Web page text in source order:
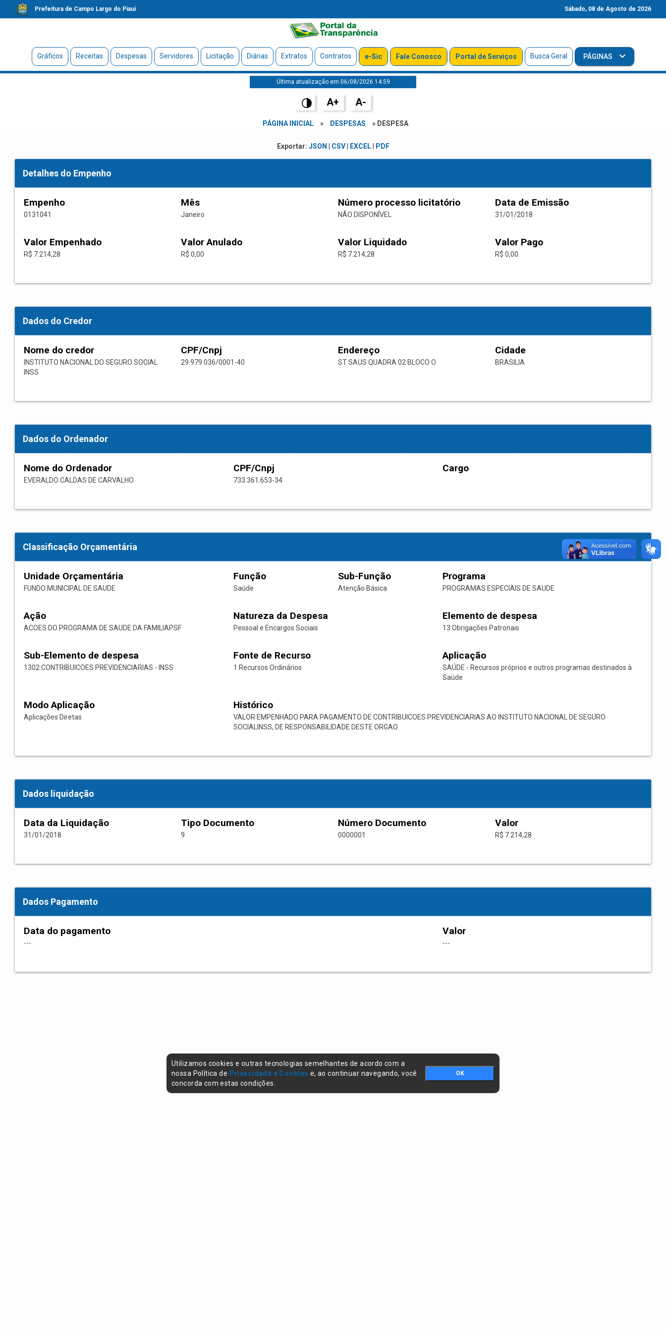
Prefeitura de Campo Largo do Piauí Sábado, 08 de Agosto de 2026
Gráficos Receitas Despesas Servidores Licitação Diárias Extratos Contratos e-Sic Fale Conosco Portal de Serviços Busca Geral PÁGINAS
Última atualização em 06/08/2026 14:59
A+ A-
PÁGINA INICIAL » DESPESAS » DESPESA
Exportar: JSON CSV| EXCEL| PDF
Detalhes do Empenho
Empenho
0131041
Mês
Janeiro
Número processo licitatório
NÃO DISPONÍVEL
Data de Emissão
31/01/2018
Valor Empenhado
R$ 7.214,28
Valor Anulado
R$ 0,00
Valor Liquidado
R$ 7.214,28
Valor Pago
R$ 0,00
Dados do Credor
Nome do credor
INSTITUTO NACIONAL DO SEGURO SOCIAL
INSS
CPF/Cnpj
29.979.036/0001-40
Endereço
ST SAUS QUADRA 02 BLOCO O
Cidade
BRASILIA
Dados do Ordenador
Nome do Ordenador
EVERALDO CALDAS DE CARVALHO
CPF/Cnpj
733.361.653-34
Cargo
Classificação Orçamentária
Unidade Orçamentária
FUNDO MUNICIPAL DE SAUDE
Função
Saúde
Sub-Função
Atenção Básica
Programa
PROGRAMAS ESPECIAIS DE SAUDE
Ação
ACOES DO PROGRAMA DE SAUDE DA FAMILIAPSF
Natureza da Despesa
Pessoal e Encargos Sociais
Elemento de despesa
13:Obrigações Patronais
Sub-Elemento de despesa
1302:CONTRIBUICOES PREVIDENCIARIAS - INSS
Fonte de Recurso
1:Recursos Ordinários
Aplicação
SAÚDE - Recursos próprios e outros programas destinados à
Saúde
Modo Aplicação
Aplicações Diretas
Histórico
VALOR EMPENHADO PARA PAGAMENTO DE CONTRIBUICOES PREVIDENCIARIAS AO INSTITUTO NACIONAL DE SEGURO
SOCIALINSS, DE RESPONSABILIDADE DESTE ORGAO.
Dados liquidação
Data da Liquidação
31/01/2018
Tipo Documento
9
Número Documento
0000001
Valor
R$ 7.214,28
Dados Pagamento
Data do pagamento
---
Valor
---
Utilizamos cookies e outras tecnologias semelhantes de acordo com a
nossa Política de Privacidade e Cookies e, ao continuar navegando, você
concorda com estas condições.
OK